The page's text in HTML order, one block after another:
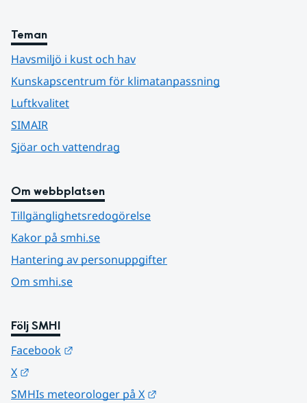
Teman
Havsmiljö i kust och hav
Kunskapscentrum för klimatanpassning
Luftkvalitet
SIMAIR
Sjöar och vattendrag
Om webbplatsen
Tillgänglighetsredogörelse
Kakor på smhi.se
Hantering av personuppgifter
Om smhi.se
Följ SMHI
Facebook
X
SMHIs meteorologer på X